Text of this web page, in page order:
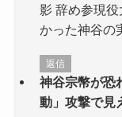
影 辞め参現
かった神谷の
返信
神谷宗幣が
動」攻撃で見